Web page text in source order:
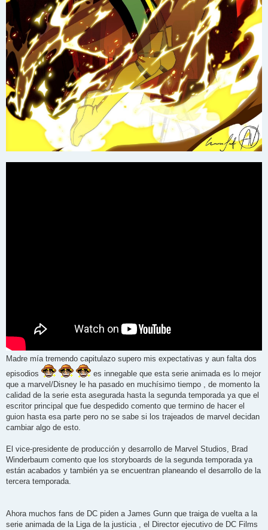
Madre mía tremendo capitulazo supero mis expectativas y aun falta dos
episodios
es innegable que esta serie animada es lo mejor
que a marvel/Disney le ha pasado en muchísimo tiempo , de momento la
calidad de la serie esta asegurada hasta la segunda temporada ya que el
escritor principal que fue despedido comento que termino de hacer el
guion hasta esa parte pero no se sabe si los trajeados de marvel decidan
cambiar algo de esto.
El vice-presidente de producción y desarrollo de Marvel Studios, Brad
Winderbaum comento que los storyboards de la segunda temporada ya
están acabados y también ya se encuentran planeando el desarrollo de la
tercera temporada.
Ahora muchos fans de DC piden a James Gunn que traiga de vuelta a la
serie animada de la Liga de la justicia , el Director ejecutivo de DC Films